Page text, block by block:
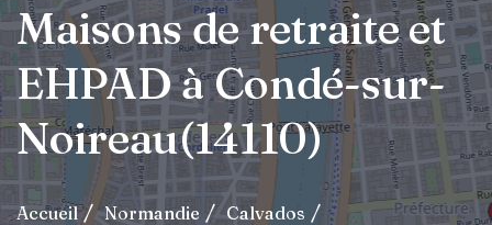
Maisons de retraite et
EHPAD à Condé-sur-
Noireau(14110)
Accueil Normandie
Calvados